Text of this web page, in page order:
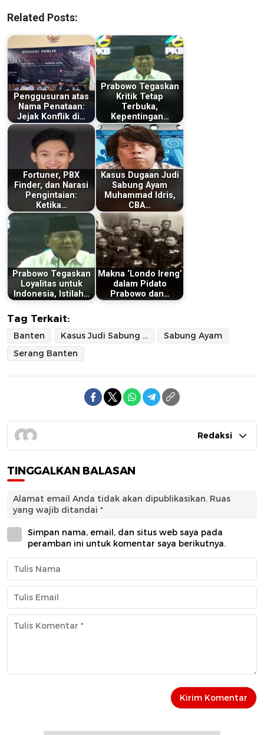
Related Posts:
Penggusuran atas
Nama Penataan:
Jejak Konflik di…
Prabowo Tegaskan
Kritik Tetap
Terbuka,
Kepentingan…
Fortuner, PBX
Finder, dan Narasi
Pengintaian:
Ketika…
Kasus Dugaan Judi
Sabung Ayam
Muhammad Idris,
CBA…
Prabowo Tegaskan
Loyalitas untuk
Indonesia, Istilah…
Makna ‘Londo Ireng’
dalam Pidato
Prabowo dan…
Tag Terkait:
Banten Kasus Judi Sabung Ayam
Sabung Ayam
Serang Banten
Redaksi
TINGGALKAN BALASAN
Alamat email Anda tidak akan dipublikasikan. Ruas
yang wajib ditandai *
Simpan nama, email, dan situs web saya pada
peramban ini untuk komentar saya berikutnya.